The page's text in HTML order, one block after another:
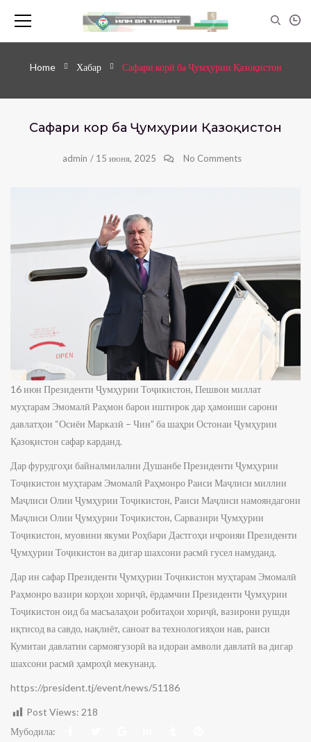
Home Хабар Сафари корӣ ба Ҷумҳурии Қазоқистон
Сафари корӣ ба Ҷумҳурии Қазоқистон
admin / 15 июня, 2025 No Comments
16 июн Президенти Ҷумҳурии Тоҷикистон, Пешвои миллат
муҳтарам Эмомалӣ Раҳмон барои иштирок дар ҳамоиши сарони
давлатҳои “Осиёи Марказӣ – Чин” ба шаҳри Остонаи Ҷумҳурии
Қазоқистон сафар карданд.
Дар фурудгоҳи байналмилалии Душанбе Президенти Ҷумҳурии
Тоҷикистон муҳтарам Эмомалӣ Раҳмонро Раиси Маҷлиси миллии
Маҷлиси Олии Ҷумҳурии Тоҷикистон, Раиси Маҷлиси намояндагони
Маҷлиси Олии Ҷумҳурии Тоҷикистон, Сарвазири Ҷумҳурии
Тоҷикистон, муовини якуми Роҳбари Дастгоҳи иҷроияи Президенти
Ҷумҳурии Тоҷикистон ва дигар шахсони расмӣ гусел намуданд.
Дар ин сафар Президенти Ҷумҳурии Тоҷикистон муҳтарам Эмомалӣ
Раҳмонро вазири корҳои хориҷӣ, ёрдамчии Президенти Ҷумҳурии
Тоҷикистон оид ба масъалаҳои робитаҳои хориҷӣ, вазирони рушди
иқтисод ва савдо, нақлиёт, саноат ва технологияҳои нав, раиси
Кумитаи давлатии сармоягузорӣ ва идораи амволи давлатӣ ва дигар
шахсони расмӣ ҳамроҳӣ мекунанд.
https://president.tj/event/news/51186
Post Views: 218
Мубодила: